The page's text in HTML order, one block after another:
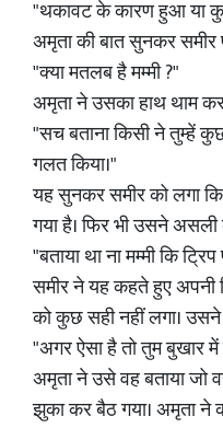
"थकावट के कारण हुआ या
अमृता की बात सुनकर समीर
"क्या मतलब है मम्मी ?"
अमृता ने उसका हाथ थाम
"सच बताना किसी ने तुम्हें
गलत किया।"
यह सुनकर समीर को लगा
गया है। फिर भी उसने
"बताया था ना मम्मी कि
समीर ने यह कहते हुए अपनी
को कुछ सही नहीं लगा।
"अगर ऐसा है तो तुम बुखार
अमृता ने उसे वह बताया जो
झुका कर बैठ गया। अमृता ने